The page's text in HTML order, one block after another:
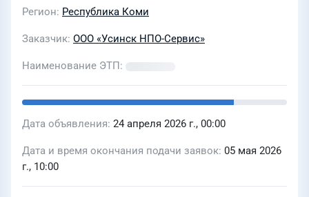
Регион Республика Коми
Заказчик ООО «Усинск НПО-Сервис»
Наименование ЭТП
Дата объявления 24 апреля 2026 г., 00:00
Дата и время окончания подачи заявок 05 мая 2026
г., 10:00